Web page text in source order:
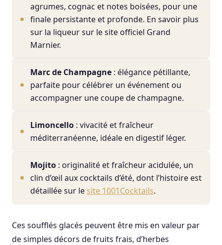
agrumes, cognac et notes boisées, pour une
finale persistante et profonde. En savoir plus
sur la liqueur sur le site officiel Grand
Marnier.
Marc de Champagne : élégance pétillante,
parfaite pour célébrer un événement ou
accompagner une coupe de champagne.
Limoncello : vivacité et fraîcheur
méditerranéenne, idéale en digestif léger.
Mojito : originalité et fraîcheur acidulée, un
clin d’œil aux cocktails d’été, dont l’histoire est
détaillée sur le site 1001Cocktails.
Ces soufflés glacés peuvent être mis en valeur par
de simples décors de fruits frais, d’herbes